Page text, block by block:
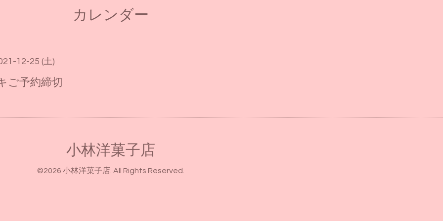
カレンダー
12-25 (土)
ご予約締切
小林洋菓子店
©2026 小林洋菓子店. All Rights Reserved.